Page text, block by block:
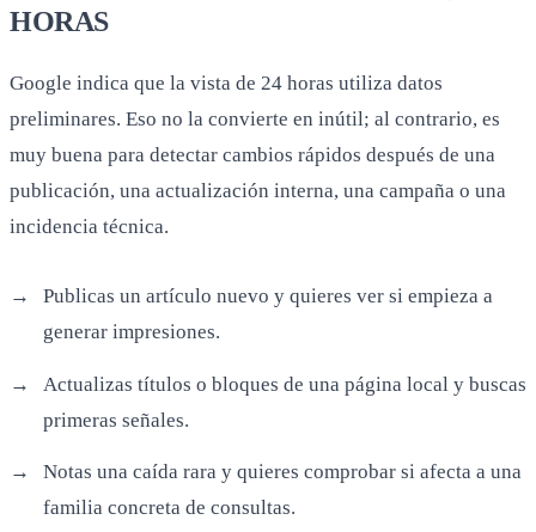
HORAS
Google indica que la vista de 24 horas utiliza datos
preliminares. Eso no la convierte en inútil; al contrario, es
muy buena para detectar cambios rápidos después de una
publicación, una actualización interna, una campaña o una
incidencia técnica.
Publicas un artículo nuevo y quieres ver si empieza a
generar impresiones.
Actualizas títulos o bloques de una página local y buscas
primeras señales.
Notas una caída rara y quieres comprobar si afecta a una
familia concreta de consultas.